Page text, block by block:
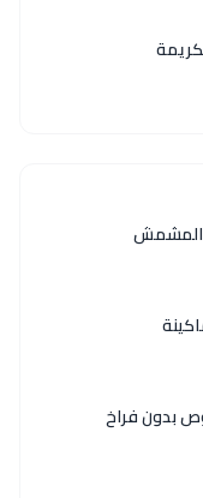
المشمش
بدون فراخ